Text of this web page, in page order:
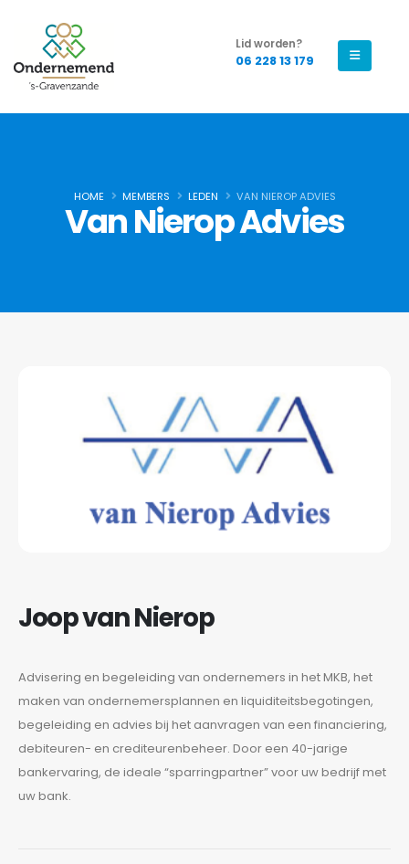
Lid worden?
06 228 13 179
HOME MEMBERS LEDEN VAN NIEROP ADVIES
Van Nierop Advies
Joop van Nierop
Advisering en begeleiding van ondernemers in het MKB, het
maken van ondernemersplannen en liquiditeitsbegotingen,
begeleiding en advies bij het aanvragen van een financiering,
debiteuren- en crediteurenbeheer. Door een 40-jarige
bankervaring, de ideale “sparringpartner” voor uw bedrijf met
uw bank.